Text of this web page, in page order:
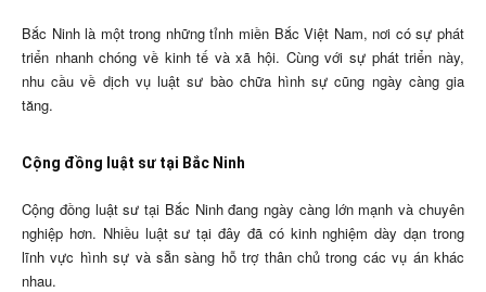
Bắc Ninh là một trong những tỉnh miền Bắc Việt Nam, nơi có sự phát
triển nhanh chóng về kinh tế và xã hội. Cùng với sự phát triển này,
nhu cầu về dịch vụ luật sư bào chữa hình sự cũng ngày càng gia
tăng.
Cộng đồng luật sư tại Bắc Ninh
Cộng đồng luật sư tại Bắc Ninh đang ngày càng lớn mạnh và chuyên
nghiệp hơn. Nhiều luật sư tại đây đã có kinh nghiệm dày dạn trong
lĩnh vực hình sự và sẵn sàng hỗ trợ thân chủ trong các vụ án khác
nhau.